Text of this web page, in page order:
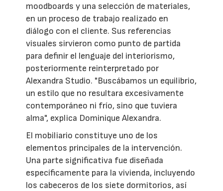
moodboards y una selección de materiales,
en un proceso de trabajo realizado en
diálogo con el cliente. Sus referencias
visuales sirvieron como punto de partida
para definir el lenguaje del interiorismo,
posteriormente reinterpretado por
Alexandra Studio. "Buscábamos un equilibrio,
un estilo que no resultara excesivamente
contemporáneo ni frío, sino que tuviera
alma", explica Dominique Alexandra.
El mobiliario constituye uno de los
elementos principales de la intervención.
Una parte significativa fue diseñada
específicamente para la vivienda, incluyendo
los cabeceros de los siete dormitorios, así